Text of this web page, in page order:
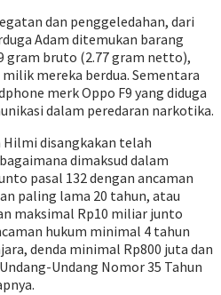
dan penggeledahan, dari
Adam ditemukan barang
gram bruto (2.77 gram netto),
mereka berdua. Sementara
merk Oppo F9 yang diduga
dalam peredaran narkotika.
Hilmi disangkakan telah
dimaksud dalam
pasal 132 dengan ancaman
paling lama 20 tahun, atau
maksimal Rp10 miliar junto
hukum minimal 4 tahun
denda minimal Rp800 juta dan
Undang Nomor 35 Tahun